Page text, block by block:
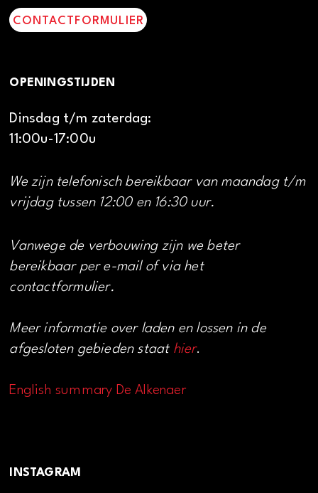
CONTACTFORMULIER
OPENINGSTIJDEN
Dinsdag t/m zaterdag:
11:00u-17:00u
We zijn telefonisch bereikbaar van maandag t/m
vrijdag tussen 12:00 en 16:30 uur.
Vanwege de verbouwing zijn we beter
bereikbaar per e-mail of via het
contactformulier.
Meer informatie over laden en lossen in de
afgesloten gebieden staat hier.
English summary De Alkenaer
INSTAGRAM